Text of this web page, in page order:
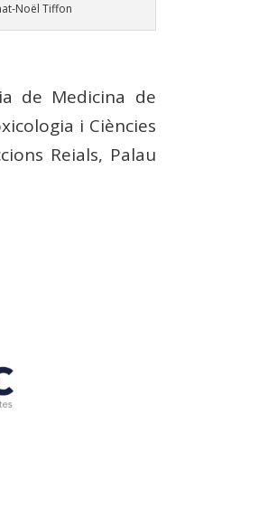
Noël Tiffon
de Medicina de
i Ciències
Reials, Palau